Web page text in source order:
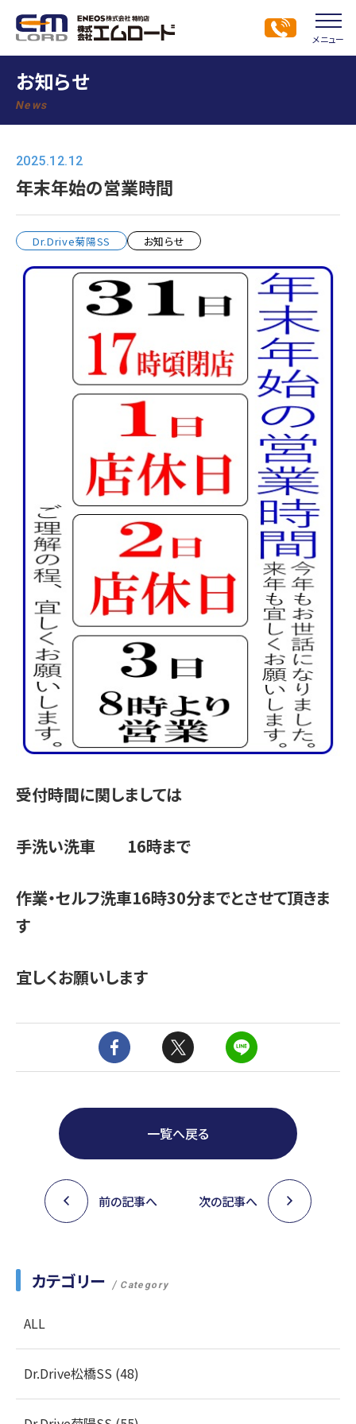
メニュー
お知らせ
News
2025.12.12
年末年始の営業時間
Dr.Drive菊陽SS お知らせ
受付時間に関しましては
手洗い洗車 16時まで
作業・セルフ洗車16時30分までとさせて頂きま
す
宜しくお願いします
一覧へ戻る
前の記事へ 次の記事へ
カテゴリー Category
ALL
Dr.Drive松橋SS (48)